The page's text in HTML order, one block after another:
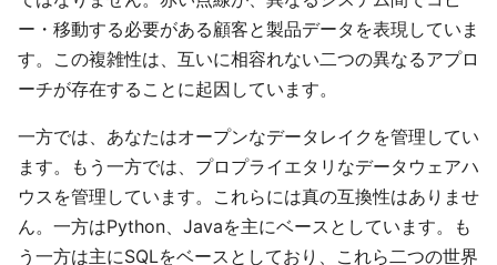
ー・移動する必要がある顧客と製品データを表現していま
す。この複雑性は、互いに相容れない二つの異なるアプロ
ーチが存在することに起因しています。
一方では、あなたはオープンなデータレイクを管理してい
ます。もう一方では、プロプライエタリなデータウェアハ
ウスを管理しています。これらには真の互換性はありませ
ん。一方はPython、Javaを主にベースとしています。も
う一方は主にSQLをベースとしており、これら二つの世界